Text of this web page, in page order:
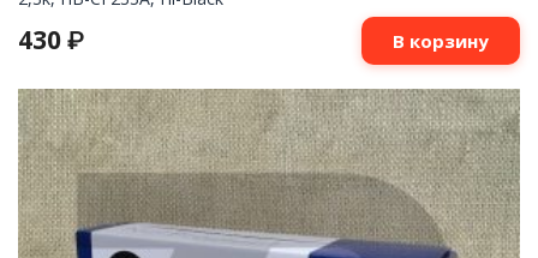
430 ₽ В корзину